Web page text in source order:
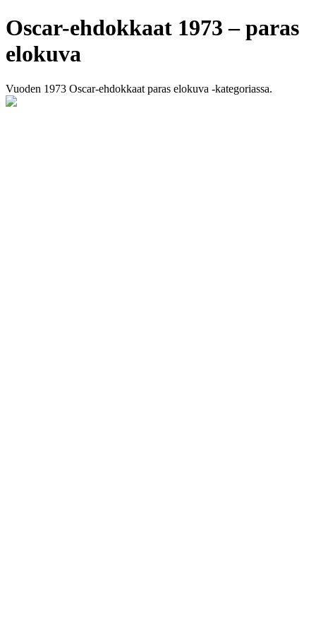
Oscar-ehdokkaat 1973 – paras
elokuva
Vuoden 1973 Oscar-ehdokkaat paras elokuva -kategoriassa.